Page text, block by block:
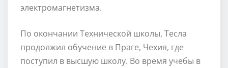
электромагнетизма.
По окончании Технической школы, Тесла
продолжил обучение в Праге, Чехия, где
поступил в высшую школу. Во время учебы в